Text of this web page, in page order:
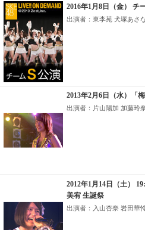
2016年1月8日（金） チ
出演者：東李苑 犬塚あさ
2013年2月6日（水）「
出演者：片山陽加 加藤玲
2012年1月14日（土）
美宥 生誕祭
出演者：入山杏奈 岩田華